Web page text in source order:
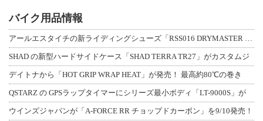
バイク用品情報
SHAD の新型ハードサイドケース「SHAD TERRA TR27」がカスタムジ
デイトナから「HOT GRIP WRAP HEAT」が発売！ 最高約80℃の巻き
QSTARZ の GPSラップタイマーにシリーズ最小ボディ「LT-9000S」が
ウインズジャパンが「A-FORCE RR チョップドカーボン」を9/10発売！